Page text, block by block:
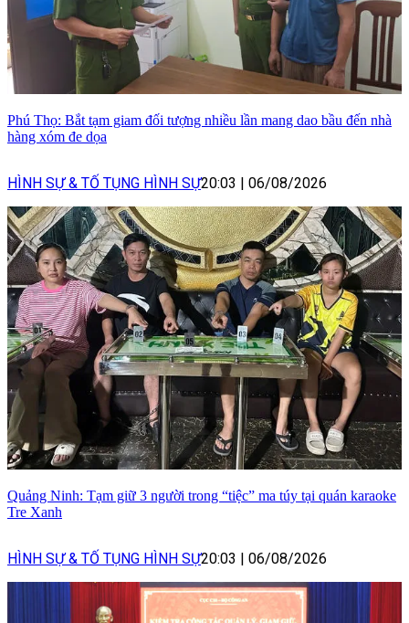
Phú Thọ: Bắt tạm giam đối tượng nhiều lần mang dao bầu đến nhà
hàng xóm đe dọa
HÌNH SỰ & TỐ TỤNG HÌNH SỰ20:03 06/08/2026
Quảng Ninh: Tạm giữ 3 người trong “tiệc” ma túy tại quán karaoke
Tre Xanh
HÌNH SỰ & TỐ TỤNG HÌNH SỰ20:03 06/08/2026